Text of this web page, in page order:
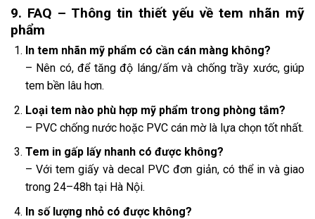
9. FAQ – Thông tin thiết yếu về tem nhãn mỹ
phẩm
In tem nhãn mỹ phẩm có cần cán màng không?
– Nên có, để tăng độ láng/ấm và chống trầy xước, giúp
tem bền lâu hơn.
Loại tem nào phù hợp mỹ phẩm trong phòng tắm?
– PVC chống nước hoặc PVC cán mờ là lựa chọn tốt nhất.
Tem in gấp lấy nhanh có được không?
– Với tem giấy và decal PVC đơn giản, có thể in và giao
trong 24–48h tại Hà Nội.
In số lượng nhỏ có được không?